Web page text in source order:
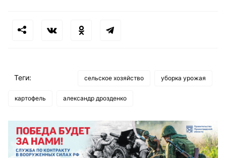
Теги: сельское хозяйство уборка урожая
картофель александр дрозденко